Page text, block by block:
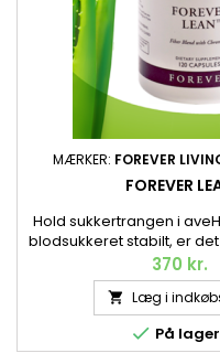
MÆRKER: FOREVER
FOREVER
Hold sukkertrangen i
blodsukkeret stabilt, er
sukkertrangen i ave.
kosttilskud med ekstrakt
hvide bønner samt krom,
vedligeholde et
blodsukkerniveau.
370 kr.
 Læg i
 På lager